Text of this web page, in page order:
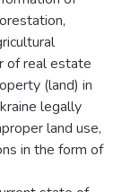
of real estate
(land) in
legally
land use,
in the form of